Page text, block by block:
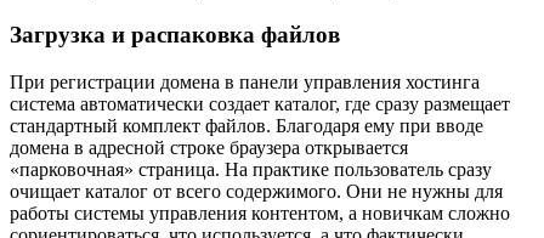
Загрузка и распаковка файлов
При регистрации домена в панели управления хостинга
система автоматически создает каталог, где сразу размещает
стандартный комплект файлов. Благодаря ему при вводе
домена в адресной строке браузера открывается
«парковочная» страница. На практике пользователь сразу
очищает каталог от всего содержимого. Они не нужны для
работы системы управления контентом, а новичкам сложно